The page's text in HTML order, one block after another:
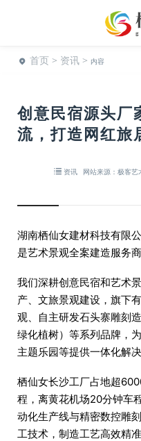
首页 > 资讯 > 内容
创意民宿源头厂
流，打造网红旅
资讯 网站来源：极客艺
湖南栖仙女建材科技有限
是艺术景观全案建造服务商
我们深耕创意民宿和艺术
产、文旅景观建设，旗下
观、自主研发石头寨雕刻
绿化植树）等系列品牌，
主题乐园等提供一体化解决
栖仙女长沙工厂占地超
程，离黄花机场20分钟车
动化生产线与精密数控雕
工技术，制造工艺高效精